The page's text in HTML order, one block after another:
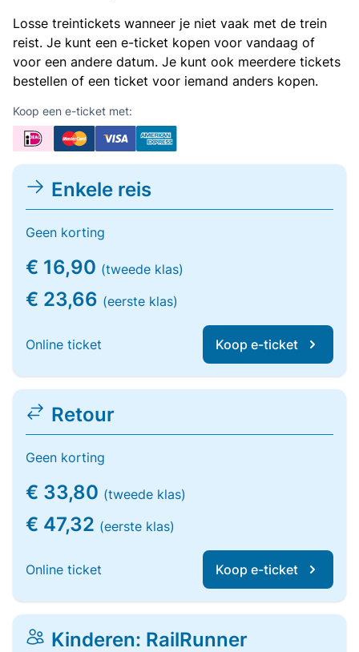
Losse treintickets wanneer je niet vaak met de trein
reist. Je kunt een e-ticket kopen voor vandaag of
voor een andere datum. Je kunt ook meerdere tickets
bestellen of een ticket voor iemand anders kopen.
Koop een e-ticket met:
Enkele reis
Geen korting
€ 16,90 (tweede klas)
€ 23,66 (eerste klas)
Online ticket Koop e-ticket
Retour
Geen korting
€ 33,80 (tweede klas)
€ 47,32 (eerste klas)
Online ticket Koop e-ticket
Kinderen: RailRunner